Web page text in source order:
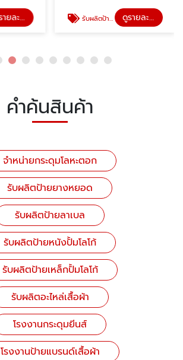
ดูรายละเอียด รับผลิตป้ายหนังปั้มโลโก้ ดูรายละเอียด
คำค้นสินค้า
จำหน่ายกระดุมโลหะตอก
รับผลิตป้ายยางหยอด
รับผลิตป้ายลาเบล
รับผลิตป้ายหนังปั้มโลโก้
รับผลิตป้ายเหล็กปั้มโลโก้
รับผลิตอะไหล่เสื้อผ้า
โรงงานกระดุมยีนส์
โรงงานป้ายแบรนด์เสื้อผ้า